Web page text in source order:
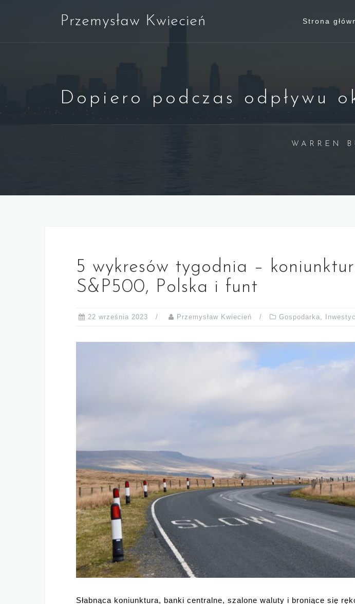
Przemysław Kwiecień Strona
Dopiero podczas odpływu
WARREN
5 wykresów tygodnia –
S&P500, Polska i funt
22 września 2023 Przemysław Kwiecień Gospodarka,
Słabnąca koniunktura, banki centralne, szalone waluty i broniące się